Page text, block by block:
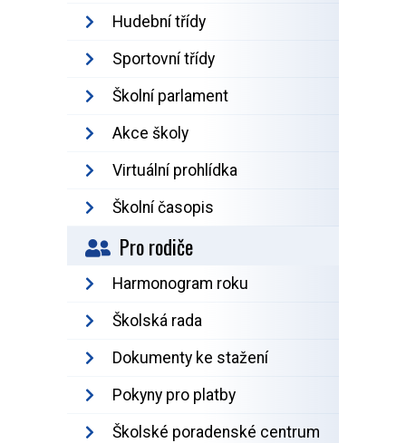
Hudební třídy
Sportovní třídy
Školní parlament
Akce školy
Virtuální prohlídka
Školní časopis
Pro rodiče
Harmonogram roku
Školská rada
Dokumenty ke stažení
Pokyny pro platby
Školské poradenské centrum